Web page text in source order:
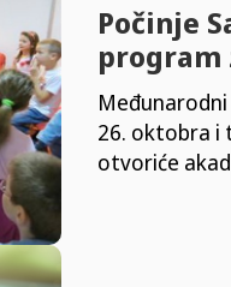
Počinje
program
26. oktobra i
otvoriće